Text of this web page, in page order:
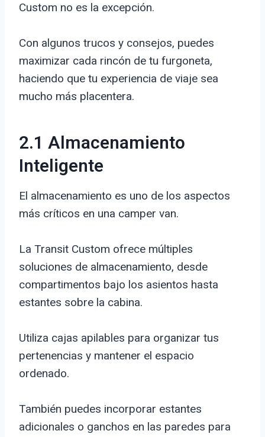
Custom no es la excepción.
Con algunos trucos y consejos, puedes
maximizar cada rincón de tu furgoneta,
haciendo que tu experiencia de viaje sea
mucho más placentera.
2.1 Almacenamiento
Inteligente
El almacenamiento es uno de los aspectos
más críticos en una camper van.
La Transit Custom ofrece múltiples
soluciones de almacenamiento, desde
compartimentos bajo los asientos hasta
estantes sobre la cabina.
Utiliza cajas apilables para organizar tus
pertenencias y mantener el espacio
ordenado.
También puedes incorporar estantes
adicionales o ganchos en las paredes para